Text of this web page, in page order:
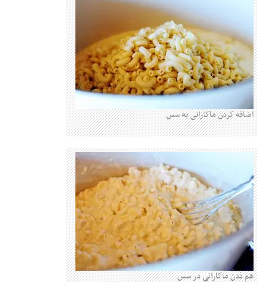
کردن ماکارانی به سس
ماکارانی در سس